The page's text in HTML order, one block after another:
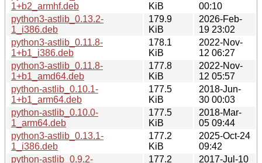
1+b2_armhf.deb
KiB
00:10
python3-astlib_0.13.2-
1_i386.deb
179.9
KiB
2026-Feb-
19 23:02
python3-astlib_0.11.8-
1+b1_i386.deb
178.1
KiB
2022-Nov-
12 06:27
python3-astlib_0.11.8-
1+b1_amd64.deb
177.8
KiB
2022-Nov-
12 05:57
python-astlib_0.10.1-
1+b1_arm64.deb
177.5
KiB
2018-Jun-
30 00:03
python-astlib_0.10.0-
1_arm64.deb
177.5
KiB
2018-Mar-
05 09:44
python3-astlib_0.13.1-
1_i386.deb
177.2
KiB
2025-Oct-24
09:42
python-astlib_0.9.2-
177.2
2017-Jul-10